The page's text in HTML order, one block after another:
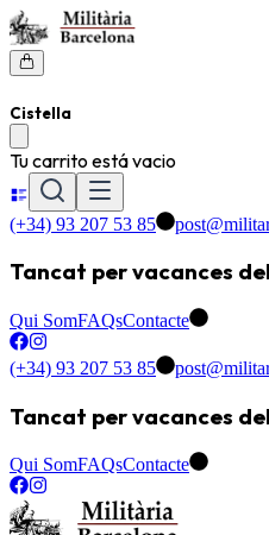
Cistella
Tu carrito está vacio
(+34) 93 207 53 85
Tancat per vacances
Qui SomFAQsContacte
(+34) 93 207 53 85
Tancat per vacances
Qui SomFAQsContacte